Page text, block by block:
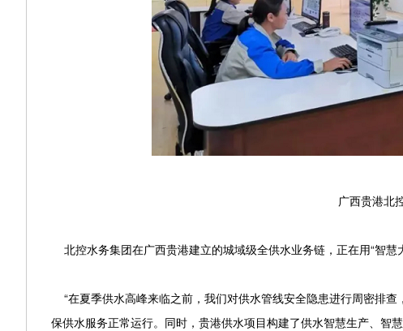
广西贵港北
北控水务集团在广西贵港建立的城域级全供水业务链，正在用“智慧
“在夏季供水高峰来临之前，我们对供水管线安全隐患进行周密排
保供水服务正常运行。同时，贵港供水项目构建了供水智慧生产、智